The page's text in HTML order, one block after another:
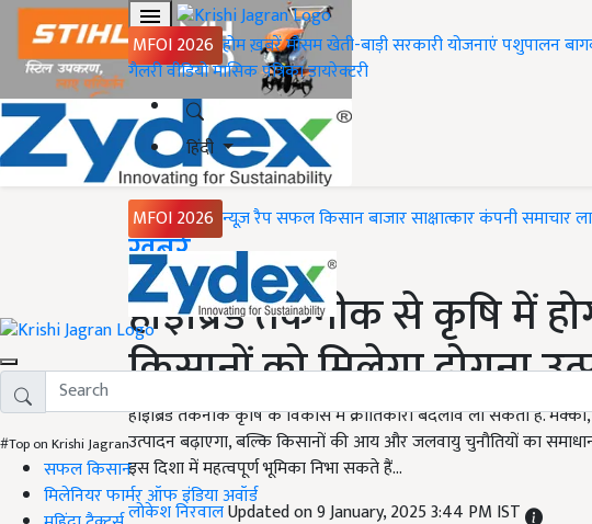
MFOI 2026 होमख़बरेंमौसमखेती-बाड़ीसरकारी योजनाएंपशुपालन
गैलरीवीडियोमासिक पत्रिकाडायरेक्टरी
हिंदी
MFOI 2026 न्यूज़ रैपसफल किसानबाजारसाक्षात्कारकंपनी समाचार
#Top on Krishi Jagran
सफल किसान
मिलेनियर फार्मर ऑफ इंडिया अवॉर्ड
Home
ख़बरें
हाइब्रिड तकनीक से कृषि में
किसानों को मिलेगा दोगुना
हाइब्रिड तकनीक कृषि के विकास में क्रांतिकारी बदलाव ला सकती है.
उत्पादन बढ़ाएगा, बल्कि किसानों की आय और जलवायु चुनौतियों का
इस दिशा में महत्वपूर्ण भूमिका निभा सकते हैं...
लोकेश निरवालUpdated on 9 January, 2025 3:44 PM IST